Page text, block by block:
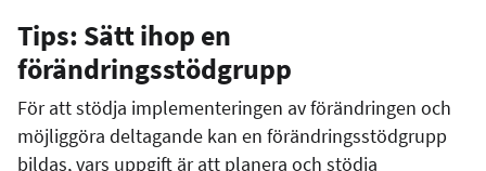
Tips: Sätt ihop en
förändringsstödgrupp
För att stödja implementeringen av förändringen och
möjliggöra deltagande kan en förändringsstödgrupp
bildas, vars uppgift är att planera och stödja